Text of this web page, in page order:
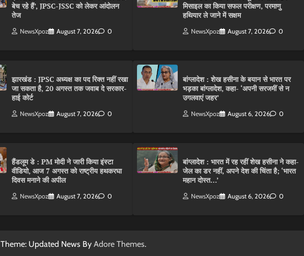
बेच रहे हैं’, JPSC-JSSC को लेकर आंदोलन
तेज
NewsXpoz August 7, 2026 0
झारखंड : JPSC अध्यक्ष का पद रिक्त नहीं रखा
जा सकता है, 20 अगस्त तक जवाब दे सरकार-
हाई कोर्ट
NewsXpoz August 7, 2026 0
हैंडलूम डे : PM मोदी ने जारी किया इंस्टा
वीडियो, आज 7 अगस्त को राष्ट्रीय हथकरघा
दिवस मनाने की अपील
NewsXpoz August 7, 2026 0
मिसाइल का किया सफल परीक्षण, परमाणु
हथियार ले जाने में सक्षम
NewsXpoz August 7, 2026 0
बांग्लादेश : शेख हसीना के बयान से भारत पर
भड़का बांग्लादेश, कहा- ‘अपनी सरजमीं से न
उगलवाएं जहर’
NewsXpoz August 6, 2026 0
बांग्लादेश : भारत में रह रहीं शेख हसीना ने कहा-
जेल का डर नहीं, अपने देश की चिंता है; ‘भारत
महान दोस्त…’
NewsXpoz August 6, 2026 0
Theme: Updated News By Adore Themes.